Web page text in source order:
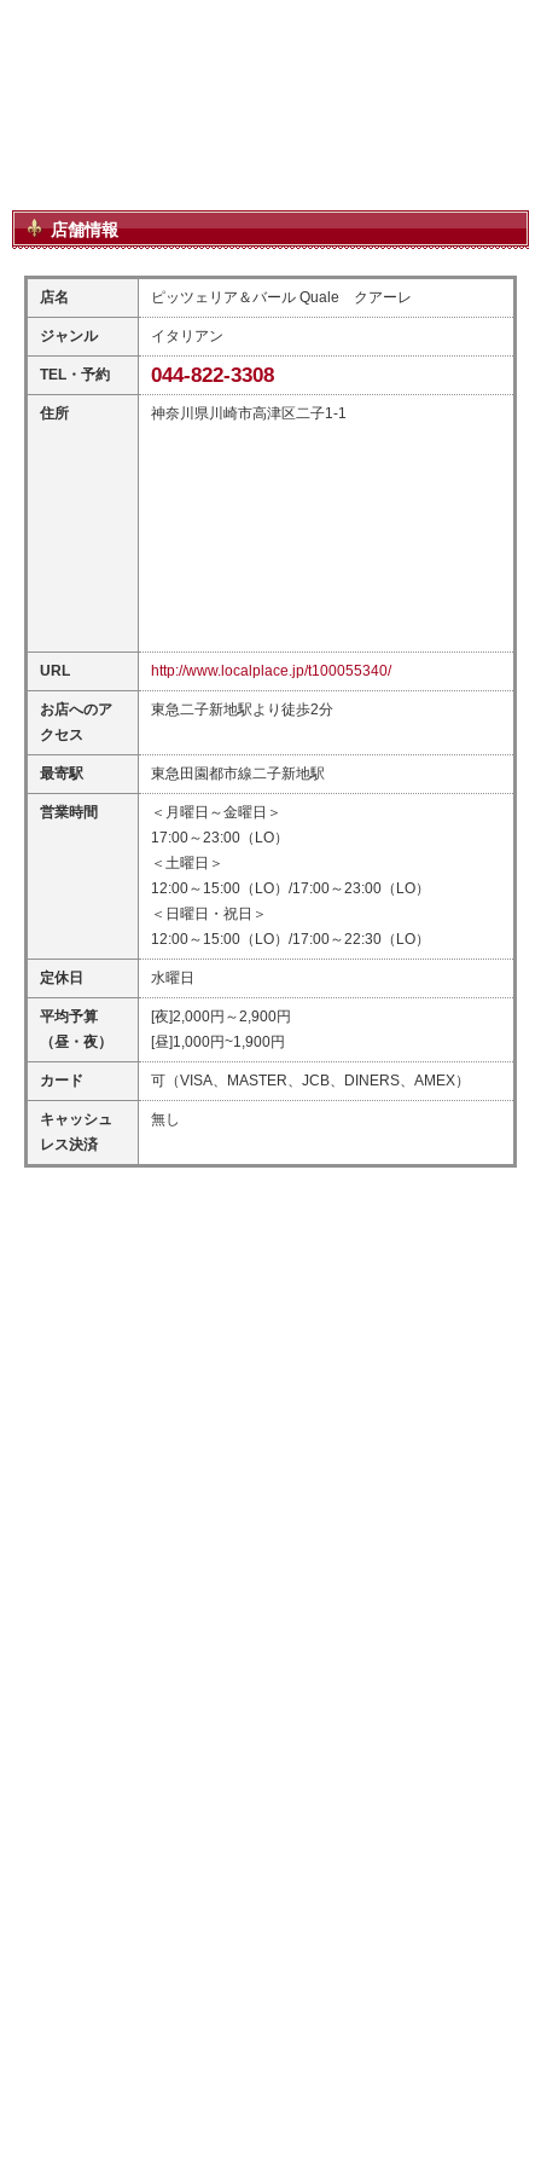
店舗情報
店名 ピッツェリア＆バール Quale クアーレ
ジャンル イタリアン
TEL・予約 044-822-3308
住所 神奈川県川崎市高津区二子1-1
URL http://www.localplace.jp/t100055340/
お店へのア
クセス
東急二子新地駅より徒歩2分
最寄駅 東急田園都市線二子新地駅
営業時間
＜月曜日～金曜日＞
17:00～23:00（LO）
＜土曜日＞
12:00～15:00（LO）/17:00～23:00（LO）
＜日曜日・祝日＞
12:00～15:00（LO）/17:00～22:30（LO）
定休日 水曜日
平均予算
（昼・夜）
[夜]2,000円～2,900円
[昼]1,000円~1,900円
カード 可（VISA、MASTER、JCB、DINERS、AMEX）
キャッシュ
レス決済
無し